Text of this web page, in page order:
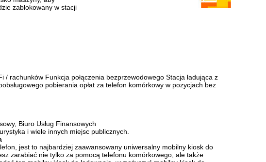
zablokowany w stacji
rachunków Funkcja połączenia bezprzewodowego Stacja ładująca z
pobierania opłat za telefon komórkowy w pozycjach bez
Biuro Usług Finansowych
i wiele innych miejsc publicznych.
jest to najbardziej zaawansowany uniwersalny mobilny kiosk do
zarabiać nie tylko za pomocą telefonu komórkowego, ale także